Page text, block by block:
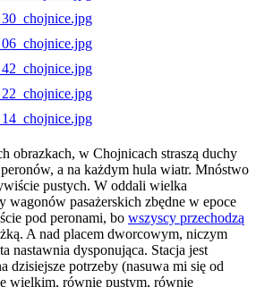
obrazkach, w Chojnicach straszą duchy
a na każdym hula wiatr. Mnóstwo
pustych. W oddali wielka
pasażerskich zbędne w epoce
pod peronami, bo wszyscy przechodzą
A nad placem dworcowym, niczym
nastawnia dysponująca. Stacja jest
dzisiejsze potrzeby (nasuwa mi się od
wielkim, równie pustym, równie